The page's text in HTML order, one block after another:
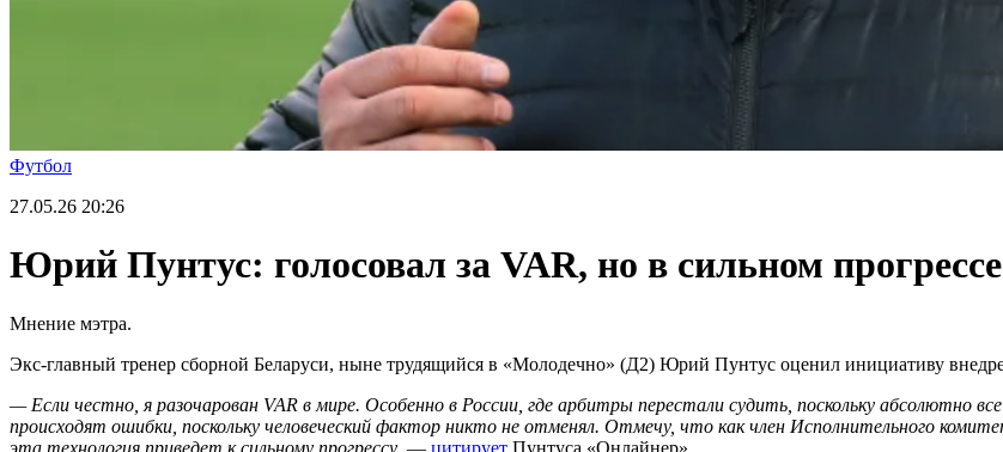
Футбол
27.05.26 20:26
Юрий Пунтус: голосовал за VAR, но в сильном
Мнение мэтра.
Экс-главный тренер сборной Беларуси, ныне трудящийся в «Молодечно» (Д2) Юрий Пунтус оценил инициативу
— Если честно, я разочарован VAR в мире. Особенно в России, где арбитры перестали судить, поскольку абсолютно
происходят ошибки, поскольку человеческий фактор никто не отменял. Отмечу, что как член Исполнительного
эта технология приведет к сильному прогрессу, — цитирует Пунтуса «Онлайнер».